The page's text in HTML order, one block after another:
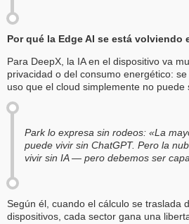
Por qué la Edge AI se está volviendo
Para DeepX, la IA en el dispositivo va
privacidad o del consumo energético:
uso que el cloud simplemente no puede
Park lo expresa sin rodeos: «La
puede vivir sin ChatGPT. Pero la
vivir sin IA — pero debemos ser
Según él, cuando el cálculo se traslada
dispositivos, cada sector gana una